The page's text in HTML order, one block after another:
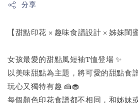
分享
【甜點印花 × 趣味食譜設計 × 姊妹閨
女孩最愛的甜點風短袖T恤登場 ✨
以美味甜點為主題，將可愛的甜點食
玩心又獨特有趣 🍰🧁
每個顏色印花食譜都不相同，和姊妹